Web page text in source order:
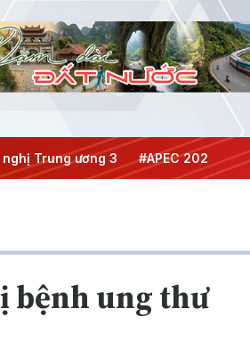
Trung ương 3 #APEC 2027
bệnh ung thư